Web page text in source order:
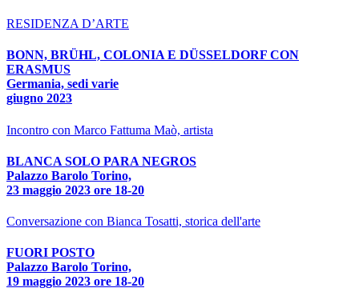
RESIDENZA D’ARTE
BONN, BRÜHL, COLONIA E DÜSSELDORF CON
ERASMUS
Germania, sedi varie
giugno 2023
Incontro con Marco Fattuma Maò, artista
BLANCA SOLO PARA NEGROS
Palazzo Barolo Torino,
23 maggio 2023 ore 18-20
Conversazione con Bianca Tosatti, storica dell'arte
FUORI POSTO
Palazzo Barolo Torino,
19 maggio 2023 ore 18-20